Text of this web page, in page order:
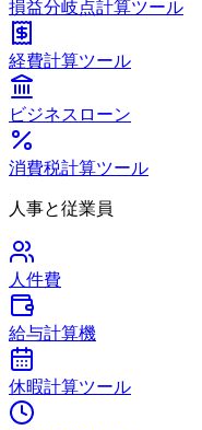
損益分岐点計算ツール
経費計算ツール
ビジネスローン
消費税計算ツール
人事と従業員
人件費
給与計算機
休暇計算ツール